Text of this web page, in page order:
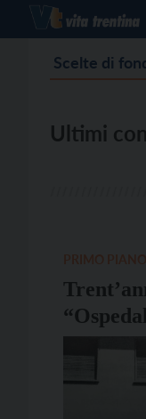
Scelte di
Ultimi
da